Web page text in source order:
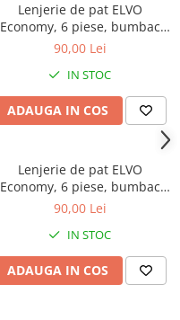
Lenjerie de pat ELVO
Economy, 6 piese, bumbac
policoton, bleumarin, cu
90,00 Lei
IN STOC
ADAUGA IN COS
Lenjerie de pat ELVO
Economy, 6 piese, bumbac
policoton, crem, cu model
90,00 Lei
IN STOC
ADAUGA IN COS